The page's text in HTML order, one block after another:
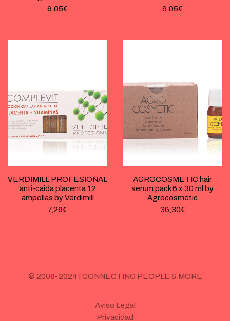
6,05€
6,05€
VERDIMILL PROFESIONAL
anti-caida placenta 12
ampollas by Verdimill
7,26€
AGROCOSMETIC hair
serum pack 6 x 30 ml by
Agrocosmetic
36,30€
© 2008-2024 | CONNECTING PEOPLE & MORE
Aviso Legal
Privacidad